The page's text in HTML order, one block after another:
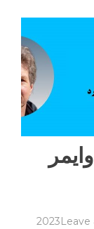
on